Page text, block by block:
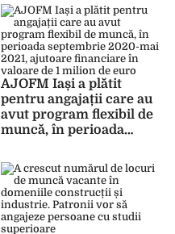
transport marfă,
electricieni, lucrători
comerciali și ingineri
AJOFM Iași a plătit
pentru angajații care au
avut program flexibil de
muncă, în perioada
2021, ajutoare financiare
în valoare de 1 milion de
euro